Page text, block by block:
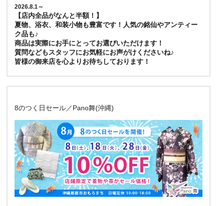
2026.8.1～
【店内全品がなんと半額！】
夏物、浴衣、和装小物も豊富です！人気の銘仙やアンティー
ク品も♪
商品は実際にお手にとってお選びいただけます！
質問などもスタッフにお気軽にお声がけくださいね♪
皆様の御来店を心よりお待ちしております！
8のつく日セール／Pano舞(沖縄)